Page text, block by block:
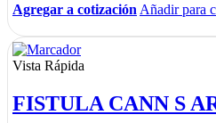
Agregar a cotización Añadir para
Vista Rápida
FISTULA CANN S